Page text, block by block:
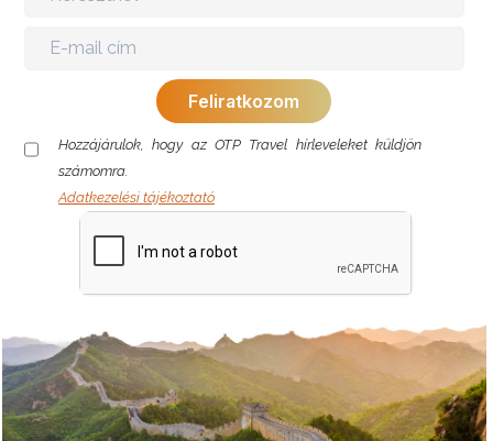
Hozzájárulok, hogy az OTP Travel hírleveleket küldjön
számomra.
Adatkezelési tájékoztató